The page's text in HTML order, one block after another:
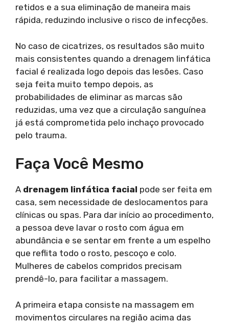
retidos e a sua eliminação de maneira mais
rápida, reduzindo inclusive o risco de infecções.
No caso de cicatrizes, os resultados são muito
mais consistentes quando a drenagem linfática
facial é realizada logo depois das lesões. Caso
seja feita muito tempo depois, as
probabilidades de eliminar as marcas são
reduzidas, uma vez que a circulação sanguínea
já está comprometida pelo inchaço provocado
pelo trauma.
Faça Você Mesmo
A drenagem linfática facial pode ser feita em
casa, sem necessidade de deslocamentos para
clínicas ou spas. Para dar início ao procedimento,
a pessoa deve lavar o rosto com água em
abundância e se sentar em frente a um espelho
que reflita todo o rosto, pescoço e colo.
Mulheres de cabelos compridos precisam
prendê-lo, para facilitar a massagem.
A primeira etapa consiste na massagem em
movimentos circulares na região acima das